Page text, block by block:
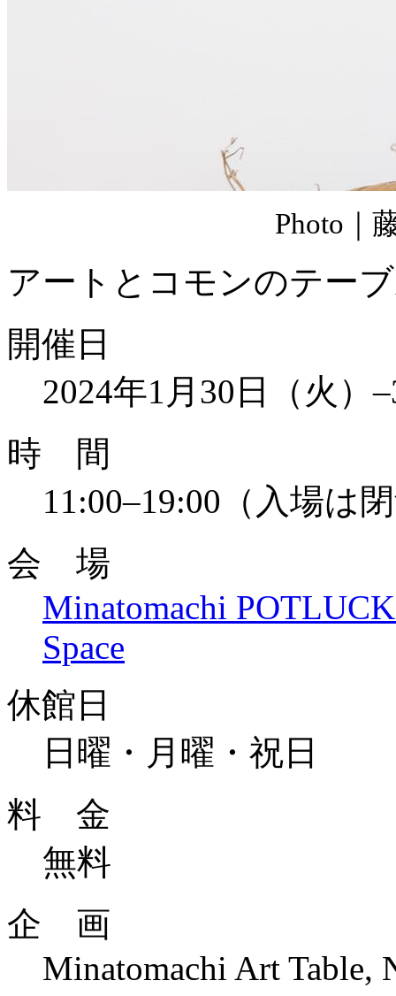
Photo｜
アートとコモンのテー
開催日
2024年1月30日（火）
時 間
11:00–19:00（入場は
会 場
Minatomachi
Space
休館日
日曜・月曜・祝日
料 金
無料
企 画
Minatomachi Art Table,